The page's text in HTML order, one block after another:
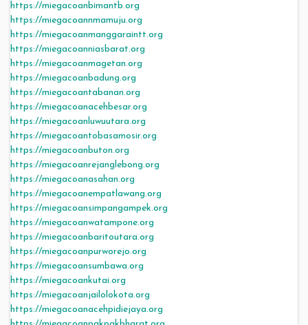
https://miegacoanbimantb.org
https://miegacoannmamuju.org
https://miegacoanmanggaraintt.org
https://miegacoanniasbarat.org
https://miegacoanmagetan.org
https://miegacoanbadung.org
https://miegacoantabanan.org
https://miegacoanacehbesar.org
https://miegacoanluwuutara.org
https://miegacoantobasamosir.org
https://miegacoanbuton.org
https://miegacoanrejanglebong.org
https://miegacoanasahan.org
https://miegacoanempatlawang.org
https://miegacoansimpangampek.org
https://miegacoanwatampone.org
https://miegacoanbaritoutara.org
https://miegacoanpurworejo.org
https://miegacoansumbawa.org
https://miegacoankutai.org
https://miegacoanjailolokota.org
https://miegacoanacehpidiejaya.org